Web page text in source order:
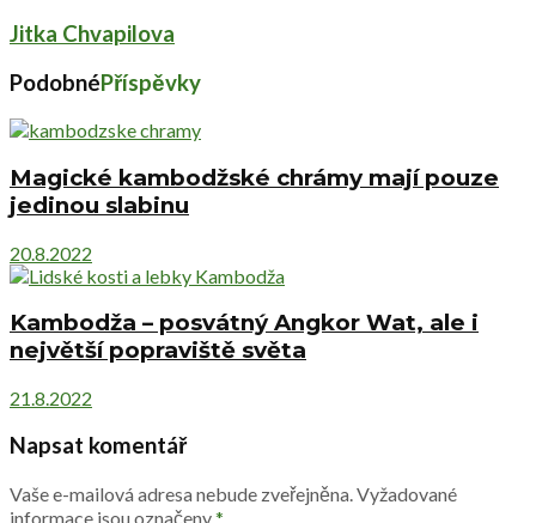
Jitka Chvapilova
PodobnéPříspěvky
Magické kambodžské chrámy mají pouze
jedinou slabinu
20.8.2022
Kambodža – posvátný Angkor Wat, ale i
největší popraviště světa
21.8.2022
Napsat komentář
Vaše e-mailová adresa nebude zveřejněna. Vyžadované
informace jsou označeny*